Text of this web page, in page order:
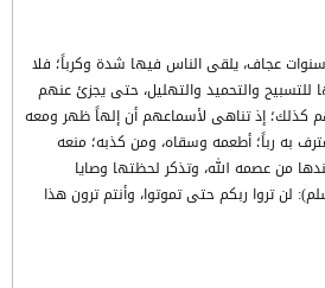
عجاف، يلقى الناس فيها شدة وكرباً؛ فلا
للتسبيح والتحميد والتهليل، حتى يجزئ عنهم
كذلك؛ إذ تناهى لأسماعهم أن إلهاً ظهر ومعه
به رباً؛ أطعمه وسقاه، ومن كذبه؛ منعه
من عصمه الله، وتذكر لحظتها وصايا
لن تروا ربكم حتى تموتوا، وأنتم ترون هذا